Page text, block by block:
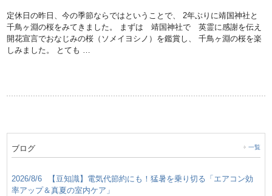
定休日の昨日、今の季節ならではということで、 2年ぶりに靖国神社と
千鳥ヶ淵の桜をみてきました。 まずは 靖国神社で 英霊に感謝を伝え
開花宣言でおなじみの桜（ソメイヨシノ）を鑑賞し、 千鳥ヶ淵の桜を楽
しみました。 とても …
ブログ 一覧
2026/8/6
【豆知識】電気代節約にも！猛暑を乗り切る「エアコン効
率アップ＆真夏の室内ケア」